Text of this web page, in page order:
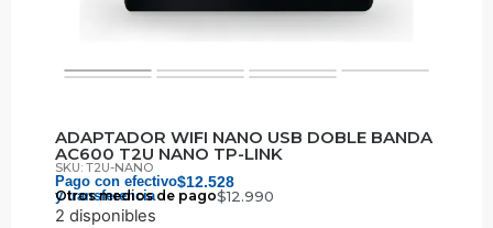
ADAPTADOR WIFI NANO USB DOBLE BANDA
AC600 T2U NANO TP-LINK
SKU: T2U-NANO
Pago con efectivo
y transferencia
$12.528
Otros medios de pago$12.990
2 disponibles